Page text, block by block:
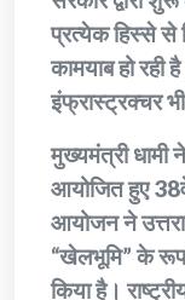
प्रत्येक हिस्से से
कामयाब हो रही
इंफ्रास्ट्रक्चर
मुख्यमंत्री धामी
आयोजित हुए
आयोजन ने
“खेलभूमि” के रूप
किया है।